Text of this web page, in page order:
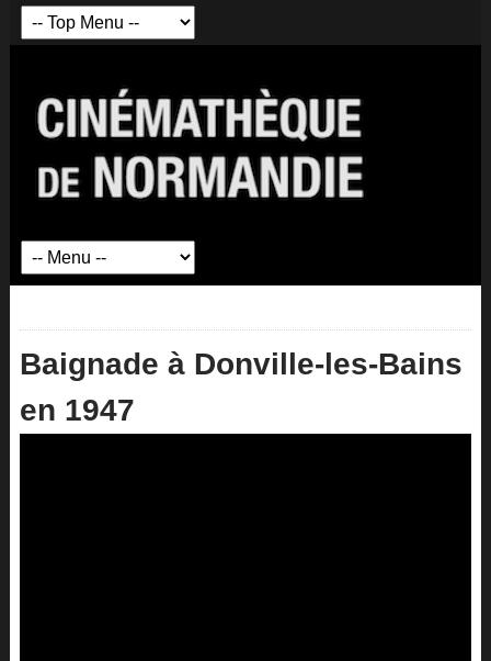
Baignade à Donville-les-Bains
en 1947